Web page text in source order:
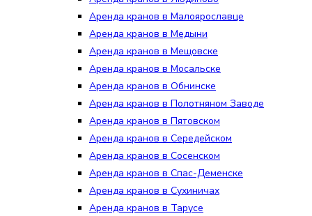
Аренда кранов в Малоярославце
Аренда кранов в Медыни
Аренда кранов в Мещовске
Аренда кранов в Мосальске
Аренда кранов в Обнинске
Аренда кранов в Полотняном Заводе
Аренда кранов в Пятовском
Аренда кранов в Середейском
Аренда кранов в Сосенском
Аренда кранов в Спас-Деменске
Аренда кранов в Сухиничах
Аренда кранов в Тарусе